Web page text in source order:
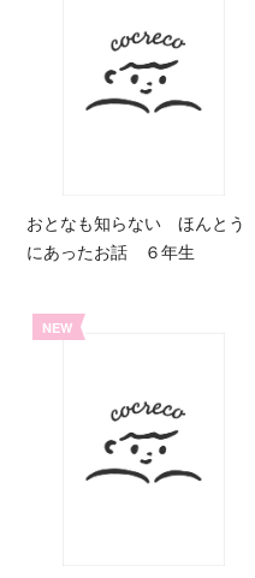
おとなも知らない ほんとう
にあったお話 ６年生
NEW